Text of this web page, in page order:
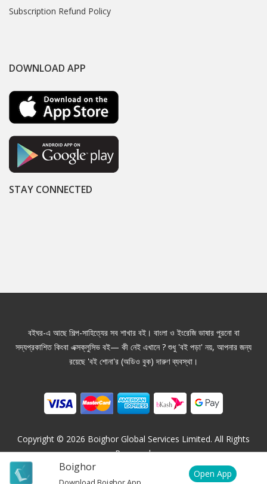
Boighor
Open App
Subscription Refund Policy
DOWNLOAD APP
STAY CONNECTED
বইঘর-এ আছে শিল্প-সাহিত্যের সব শাখার বই। বাংলা ও ইংরেজি ভাষার পুরনো বা
সদ্যপ্রকাশিত কিংবা এক্সক্লুসিভ বই— কী নেই এখানে ? শুধু 'বই পড়া' নয়, আপনার জন্য
রয়েছে 'বই শোনা'র (অডিও বুক) দারুণ ব্যবস্থা।
Copyright © 2026 Boighor Global Services Limited. All Rights
Reserved.